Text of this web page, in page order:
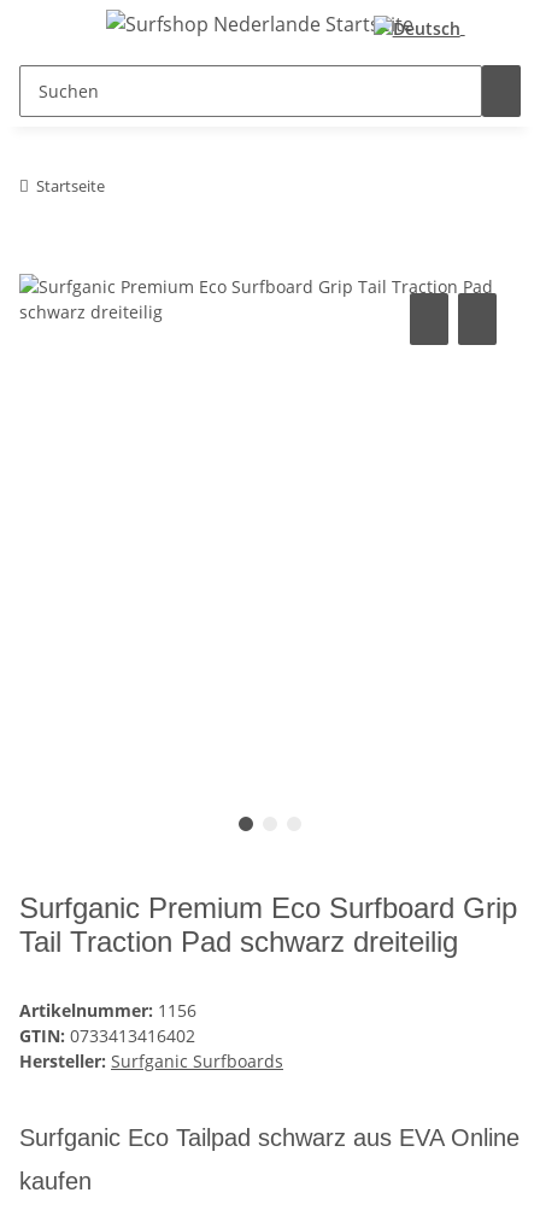
Startseite
Surfganic Premium Eco Surfboard Grip
Tail Traction Pad schwarz dreiteilig
Artikelnummer: 1156
GTIN: 0733413416402
Hersteller: Surfganic Surfboards
Surfganic Eco Tailpad schwarz aus EVA Online
kaufen